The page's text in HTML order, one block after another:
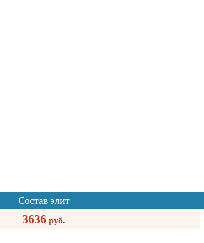
Состав элит
3636 руб.